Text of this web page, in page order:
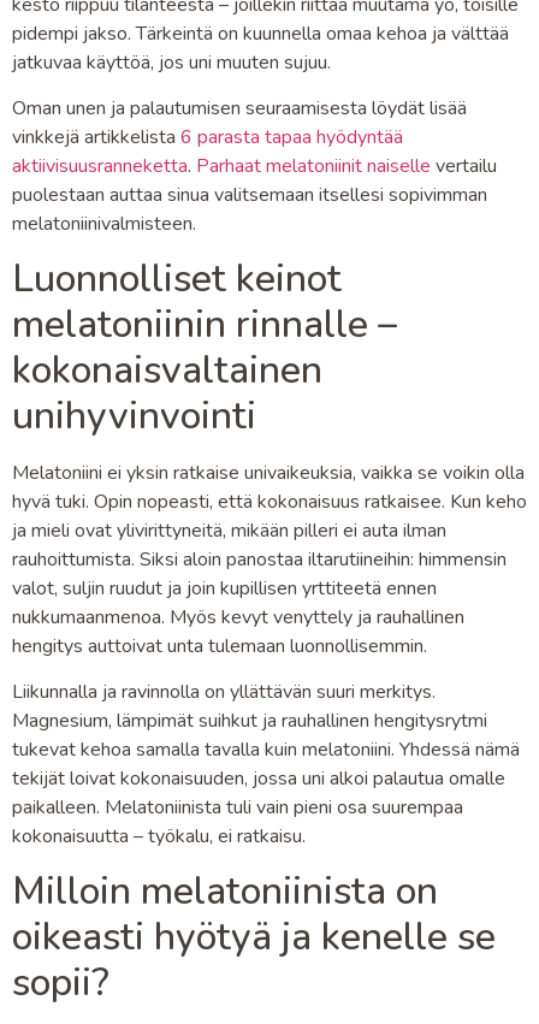
pidempi jakso. Tärkeintä on kuunnella omaa kehoa ja välttää
jatkuvaa käyttöä, jos uni muuten sujuu.
Oman unen ja palautumisen seuraamisesta löydät lisää
vinkkejä artikkelista 6 parasta tapaa hyödyntää
aktiivisuusranneketta. Parhaat melatoniinit naiselle vertailu
puolestaan auttaa sinua valitsemaan itsellesi sopivimman
melatoniinivalmisteen.
Luonnolliset keinot
melatoniinin rinnalle –
kokonaisvaltainen
unihyvinvointi
Melatoniini ei yksin ratkaise univaikeuksia, vaikka se voikin olla
hyvä tuki. Opin nopeasti, että kokonaisuus ratkaisee. Kun keho
ja mieli ovat ylivirittyneitä, mikään pilleri ei auta ilman
rauhoittumista. Siksi aloin panostaa iltarutiineihin: himmensin
valot, suljin ruudut ja join kupillisen yrttiteetä ennen
nukkumaanmenoa. Myös kevyt venyttely ja rauhallinen
hengitys auttoivat unta tulemaan luonnollisemmin.
Liikunnalla ja ravinnolla on yllättävän suuri merkitys.
Magnesium, lämpimät suihkut ja rauhallinen hengitysrytmi
tukevat kehoa samalla tavalla kuin melatoniini. Yhdessä nämä
tekijät loivat kokonaisuuden, jossa uni alkoi palautua omalle
paikalleen. Melatoniinista tuli vain pieni osa suurempaa
kokonaisuutta – työkalu, ei ratkaisu.
Milloin melatoniinista on
oikeasti hyötyä ja kenelle se
sopii?